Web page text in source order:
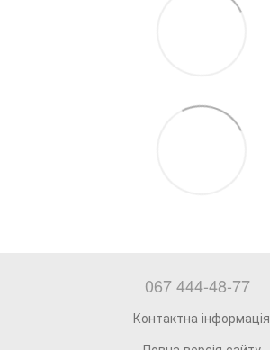
067 444-48-77
Контактна інформація